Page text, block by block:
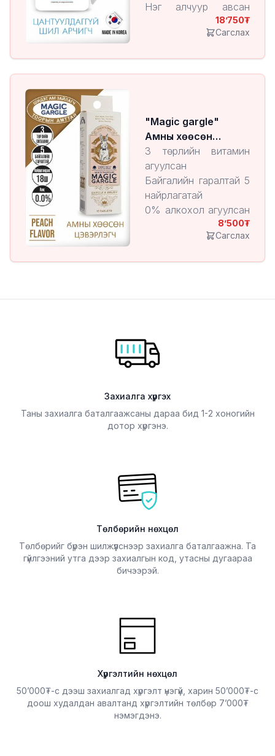
Нэг алчуур авсан
байхад түүнийгээ 300
удаа ашиглах
18’750
Сагслах
"Magic gargle"
Амны хөөсөн
цэвэрлэгч Peach
3 төрлийн витамин
агуулсан
Байгалийн гаралтай 5
найрлагатай
0% алкохол агуулсан
/ амны хөндийн
хуурайшилтаас
найрлагаас ангид
8’500
Сагслах
Захиалга хүргэх
Таны захиалга баталгаажсаны дараа бид 1-2 хоногийн
дотор хүргэнэ.
Төлбөрийн нөхцөл
Төлбөрийг бүрэн шилжүүлснээр захиалга баталгаажна. Та
гүйлгээний утга дээр захиалгын код, утасны дугаараа
бичээрэй.
Хүргэлтийн нөхцөл
50’000₮-с дээш захиалгад хүргэлт үнэгүй, харин 50’000₮-с
доош худалдан авалтанд хүргэлтийн төлбөр 7’000₮
нэмэгдэнэ.